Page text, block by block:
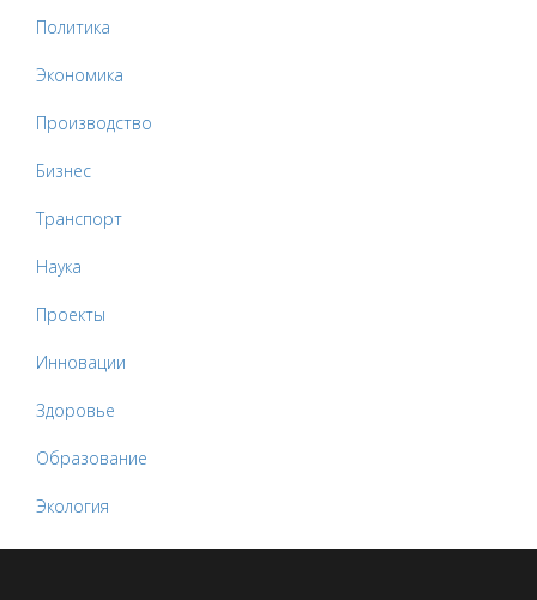
Политика
Экономика
Производство
Бизнес
Транспорт
Наука
Проекты
Инновации
Здоровье
Образование
Экология